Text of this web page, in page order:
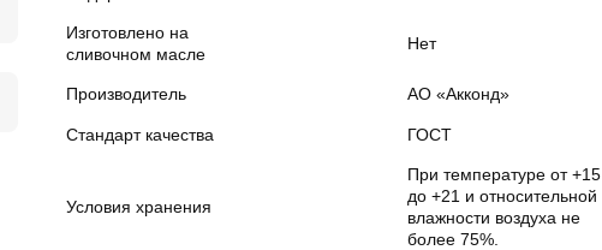
Изготовлено на
сливочном масле
Нет
Производитель АО «Акконд»
Стандарт качества ГОСТ
Условия хранения
При температуре от +15
до +21 и относительной
влажности воздуха не
более 75%.